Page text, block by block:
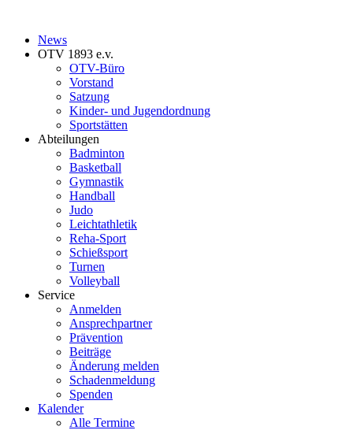
News
OTV 1893 e.v.
OTV-Büro
Vorstand
Satzung
Kinder- und Jugendordnung
Sportstätten
Abteilungen
Badminton
Basketball
Gymnastik
Handball
Judo
Leichtathletik
Reha-Sport
Schießsport
Turnen
Volleyball
Service
Anmelden
Ansprechpartner
Prävention
Beiträge
Änderung melden
Schadenmeldung
Spenden
Kalender
Alle Termine